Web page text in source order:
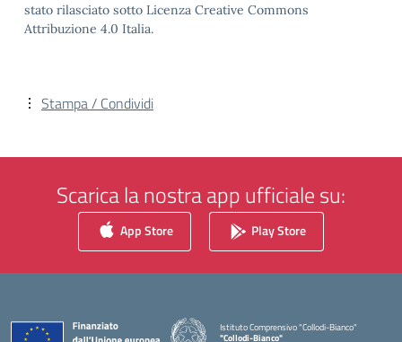
stato rilasciato sotto Licenza Creative Commons
Attribuzione 4.0 Italia.
Stampa / Condividi
Scarica la nostra app ufficiale su:
App Store Play Store
Istituto Comprensivo "Collodi-Bianco"
"Collodi-Bianco"